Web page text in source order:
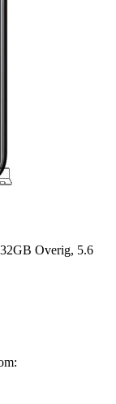
Overig, 5.6